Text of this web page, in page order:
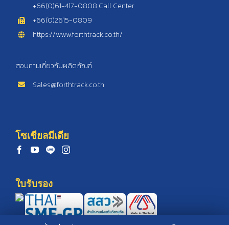
+66(0)61-417-0808 Call Center
+66(0)2615-0809
https://www.forthtrack.co.th/
สอบถามเกี่ยวกับผลิตภัณฑ์
Sales@forthtrack.co.th
โซเชียลมีเดีย
ใบรับรอง